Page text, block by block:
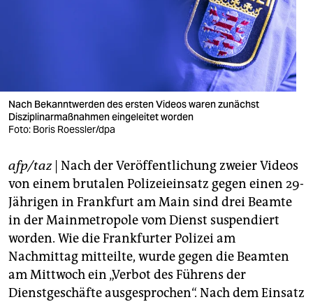
verlag
verlag
shop
fragen & hilfe
unterstützen
abo
genossenschaft
Nach Bekanntwerden des ersten Videos waren zunächst
Disziplinarmaßnahmen eingeleitet worden
Foto: Boris Roessler/dpa
afp/taz| Nach der Veröffentlichung zweier Videos
von einem brutalen Polizeieinsatz gegen einen 29-
Jährigen in Frankfurt am Main sind drei Beamte
in der Mainmetropole vom Dienst suspendiert
worden. Wie die Frankfurter Polizei am
Nachmittag mitteilte, wurde gegen die Beamten
am Mittwoch ein „Verbot des Führens der
Dienstgeschäfte ausgesprochen“. Nach dem Einsatz